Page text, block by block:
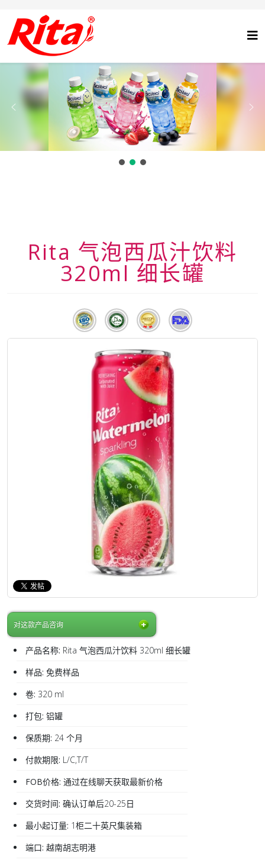
Rita 气泡西瓜汁饮料
320ml 细长罐
对这款产品咨询
产品名称: Rita 气泡西瓜汁饮料 320ml 细长罐
样品: 免费样品
卷: 320 ml
打包: 铝罐
保质期: 24 个月
付款期限: L/C,T/T
FOB价格: 通过在线聊天获取最新价格
交货时间: 确认订单后20-25日
最小起订量: 1柜二十英尺集装箱
端口: 越南胡志明港